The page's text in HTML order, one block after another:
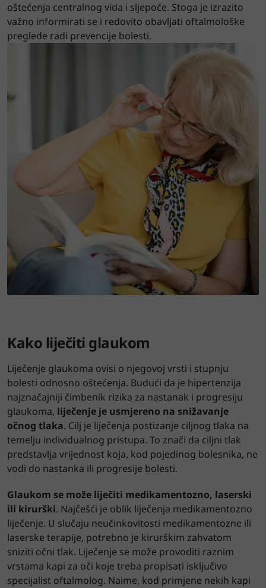
oštećenja centralnog vida i sljepoće. Stoga je izrazito
važno informirati se i redovito obavljati oftalmološke
preglede radi prevencije bolesti.
Kako liječiti glaukom
Liječenje glaukoma ovisi o njegovoj vrsti i stupnju
bolesti odnosno oštećenja. Budući da je hipertenzija
najznačajniji čimbenik rizika za nastanak i progresiju
glaukoma, liječenje je usmjereno na snižavanje
očnog tlaka. Cilj je liječenja postizanje ciljnog tlaka na
temelju individualnog pristupa. To znači da ciljni tlak
predstavlja vrijednost koja, kod pojedinog bolesnika, ne
vodi do nastanka ili progresije bolesti.
Glaukom se može liječiti medikamentozno, laserski
ili kirurški. Najčešći je oblik liječenja medikamentozno
liječenje. U slučaju neučinkovitosti medikamentozne ili
laserske terapije, potrebno je kirurškim zahvatom
sniziti očni tlak. Liječenje se može provoditi raznim
vrstama kapi za oči koje treba propisati isključivo
specijalist oftalmolog. Naime, kod primjene nekih kapi